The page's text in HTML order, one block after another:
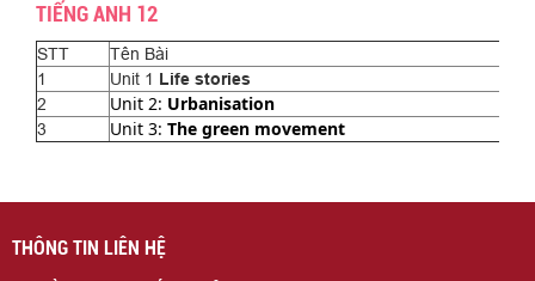
TIẾNG ANH 12
STT
Tên Bài
1
Unit 1 Life stories
2
Unit 2: Urbanisation
3 Unit 3: The green movement
THÔNG TIN LIÊN HỆ